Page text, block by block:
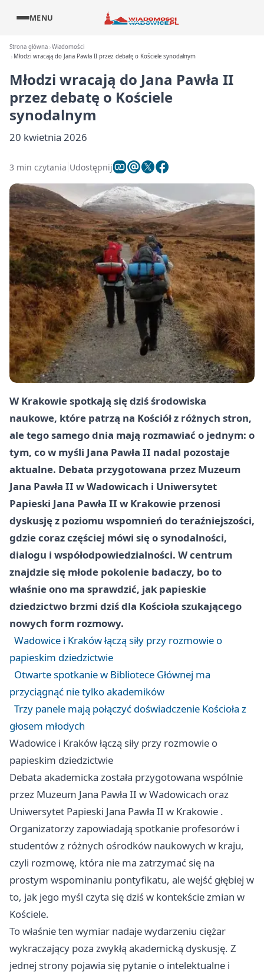
MENU
Strona główna Wiadomości
Młodzi wracają do Jana Pawła II przez debatę o Kościele synodalnym
Młodzi wracają do Jana Pawła II
przez debatę o Kościele
synodalnym
20 kwietnia 2026
3 min czytania Udostępnij
W Krakowie spotkają się dziś środowiska
naukowe, które patrzą na Kościół z różnych stron,
ale tego samego dnia mają rozmawiać o jednym: o
tym, co w myśli Jana Pawła II nadal pozostaje
aktualne. Debata przygotowana przez Muzeum
Jana Pawła II w Wadowicach i Uniwersytet
Papieski Jana Pawła II w Krakowie przenosi
dyskusję z poziomu wspomnień do teraźniejszości,
gdzie coraz częściej mówi się o synodalności,
dialogu i współodpowiedzialności. W centrum
znajdzie się młode pokolenie badaczy, bo to
właśnie ono ma sprawdzić, jak papieskie
dziedzictwo brzmi dziś dla Kościoła szukającego
nowych form rozmowy.
Wadowice i Kraków łączą siły przy rozmowie o
papieskim dziedzictwie
Otwarte spotkanie w Bibliotece Głównej ma
przyciągnąć nie tylko akademików
Trzy panele mają połączyć doświadczenie Kościoła z
głosem młodych
Wadowice i Kraków łączą siły przy rozmowie o
papieskim dziedzictwie
Debata akademicka została przygotowana wspólnie
przez Muzeum Jana Pawła II w Wadowicach oraz
Uniwersytet Papieski Jana Pawła II w Krakowie .
Organizatorzy zapowiadają spotkanie profesorów i
studentów z różnych ośrodków naukowych w kraju,
czyli rozmowę, która nie ma zatrzymać się na
prostym wspominaniu pontyfikatu, ale wejść głębiej w
to, jak jego myśl czyta się dziś w kontekście zmian w
Kościele.
To właśnie ten wymiar nadaje wydarzeniu ciężar
wykraczający poza zwykłą akademicką dyskusję. Z
jednej strony pojawia się pytanie o intelektualne i